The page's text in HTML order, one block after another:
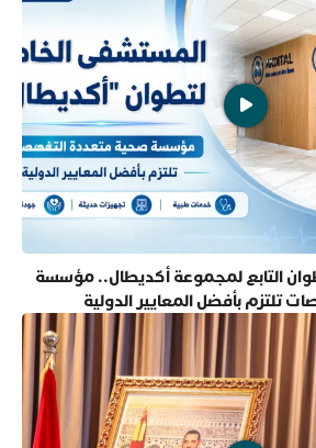
التابع لمجموعة أكديطال.. مؤسسة
تلتزم بأفضل المعايير الدولية